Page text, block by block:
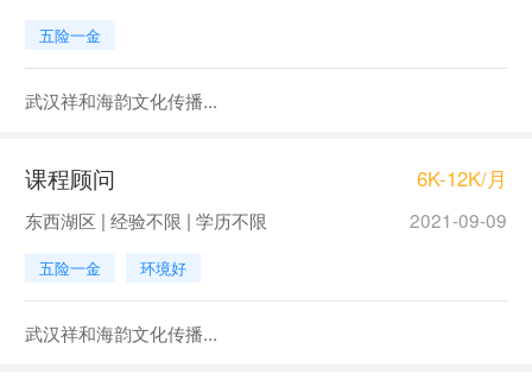
五险一金
武汉祥和海韵文化传播...
课程顾问 6K-12K/月
东西湖区 | 经验不限 | 学历不限 2021-09-09
五险一金 环境好
武汉祥和海韵文化传播...